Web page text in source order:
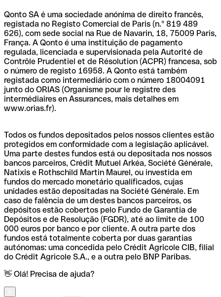
Qonto SA é uma sociedade anónima de direito francês,
registada no Registo Comercial de Paris (n.º 819 489
626), com sede social na Rue de Navarin, 18, 75009 Paris,
França. A Qonto é uma instituição de pagamento
regulada, licenciada e supervisionada pela Autorité de
Contrôle Prudentiel et de Résolution (ACPR) francesa, sob
o número de registo 16958. A Qonto está também
registada como intermediário com o número 18004091
junto do ORIAS (Organisme pour le registre des
intermédiaires en Assurances, mais detalhes em
www.orias.fr).
Todos os fundos depositados pelos nossos clientes estão
protegidos em conformidade com a legislação aplicável.
Uma parte destes fundos está ou depositada nos nossos
bancos parceiros, Crédit Mutuel Arkéa, Société Générale,
Natixis e Rothschild Martin Maurel, ou investida em
fundos do mercado monetário qualificados, cujas
unidades estão depositadas na Société Générale. Em
caso de falência de um destes bancos parceiros, os
depósitos estão cobertos pelo Fundo de Garantia de
Depósitos e de Resolução (FGDR), até ao limite de 100
000 euros por banco e por cliente. A outra parte dos
fundos está totalmente coberta por duas garantias
autónomas: uma concedida pelo Crédit Agricole CIB, filial
do Crédit Agricole S.A., e a outra pelo BNP Paribas.
👋 Olá! Precisa de ajuda?